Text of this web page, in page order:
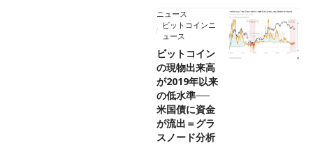
ニュース
ビットコインニ
ュース
ビットコイン
の現物出来高
が2019年以来
の低水準──
米国債に資金
が流出＝グラ
スノード分析